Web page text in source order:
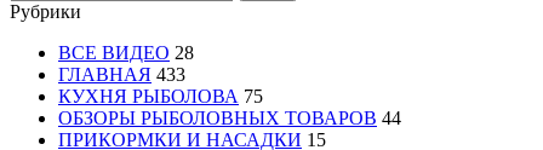
Рубрики
ВСЕ ВИДЕО 28
ГЛАВНАЯ 433
КУХНЯ РЫБОЛОВА 75
ОБЗОРЫ РЫБОЛОВНЫХ ТОВАРОВ 44
ПРИКОРМКИ И НАСАДКИ 15